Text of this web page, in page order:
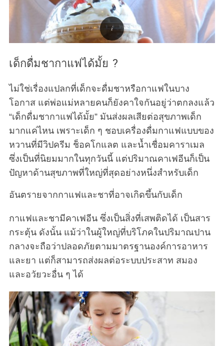
เด็กดื่มชากาแฟได้มั้ย ?
ไม่ใช่เรื่องแปลกที่เด็กจะดื่มชาหรือกาแฟในบาง
โอกาส แต่พ่อแม่หลายคนก็ยังคาใจกันอยู่ว่าตกลงแล้ว
“เด็กดื่มชากาแฟได้มั้ย” มันส่งผลเสียต่อสุขภาพเด็ก
มากแค่ไหน เพราะเด็ก ๆ ชอบเครื่องดื่มกาแฟแบบของ
หวานที่มีวิปครีม ช็อคโกแลต และน้ำเชื่อมคาราเมล
ซึ่งเป็นที่นิยมมากในทุกวันนี้ แต่ปริมาณคาเฟอีนก็เป็น
ปัญหาด้านสุขภาพที่ใหญ่ที่สุดอย่างหนึ่งสำหรับเด็ก
อันตรายจากกาแฟและชาที่อาจเกิดขึ้นกับเด็ก
กาแฟและชามีคาเฟอีน ซึ่งเป็นสิ่งที่เสพติดได้ เป็นสาร
กระตุ้น ดังนั้น แม้ว่าในผู้ใหญ่ที่บริโภคในปริมาณปาน
กลางจะถือว่าปลอดภัยตามมาตรฐานองค์การอาหาร
และยา แต่ก็สามารถส่งผลต่อระบบประสาท สมอง
และอวัยวะอื่น ๆ ได้